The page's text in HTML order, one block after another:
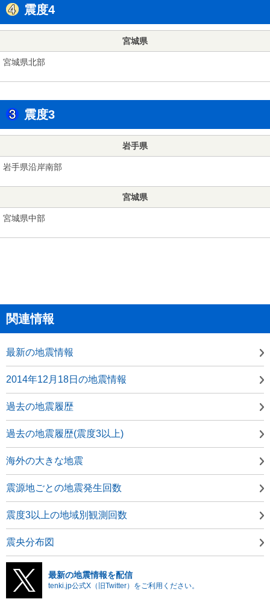
震度4
宮城県
宮城県北部
震度3
岩手県
岩手県沿岸南部
宮城県
宮城県中部
関連情報
最新の地震情報
2014年12月18日の地震情報
過去の地震履歴
過去の地震履歴(震度3以上)
海外の大きな地震
震源地ごとの地震発生回数
震度3以上の地域別観測回数
震央分布図
最新の地震情報を配信
tenki.jp公式X（旧Twitter）をご利用ください。